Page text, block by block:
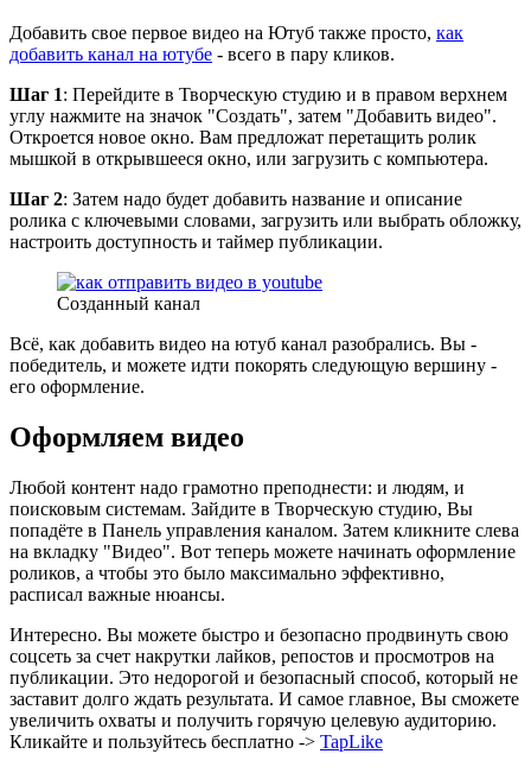
Добавить свое первое видео на Ютуб также просто, как
добавить канал на ютубе - всего в пару кликов.
Шаг 1: Перейдите в Творческую студию и в правом верхнем
углу нажмите на значок "Создать", затем "Добавить видео".
Откроется новое окно. Вам предложат перетащить ролик
мышкой в открывшееся окно, или загрузить с компьютера.
Шаг 2: Затем надо будет добавить название и описание
ролика с ключевыми словами, загрузить или выбрать обложку,
настроить доступность и таймер публикации.
Созданный канал
Всё, как добавить видео на ютуб канал разобрались. Вы -
победитель, и можете идти покорять следующую вершину -
его оформление.
Оформляем видео
Любой контент надо грамотно преподнести: и людям, и
поисковым системам. Зайдите в Творческую студию, Вы
попадёте в Панель управления каналом. Затем кликните слева
на вкладку "Видео". Вот теперь можете начинать оформление
роликов, а чтобы это было максимально эффективно,
расписал важные нюансы.
Интересно. Вы можете быстро и безопасно продвинуть свою
соцсеть за счет накрутки лайков, репостов и просмотров на
публикации. Это недорогой и безопасный способ, который не
заставит долго ждать результата. И самое главное, Вы сможете
увеличить охваты и получить горячую целевую аудиторию.
Кликайте и пользуйтесь бесплатно -> TapLike